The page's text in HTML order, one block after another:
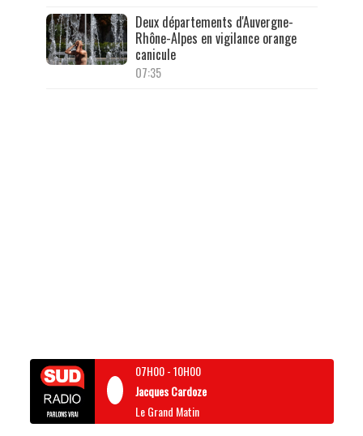
Deux départements d'Auvergne-
Rhône-Alpes en vigilance orange
canicule
07:35
07H00-10H00
Jacques Cardoze
Le Grand Matin